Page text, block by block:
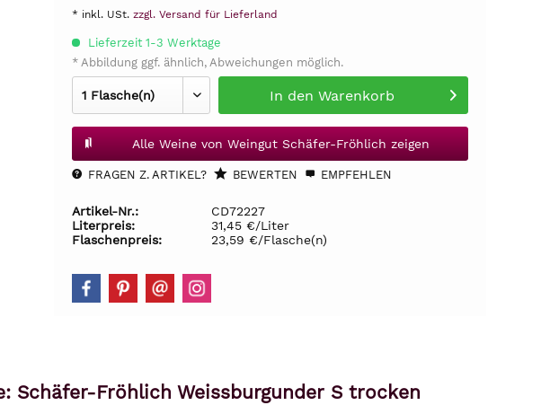
* inkl. USt. zzgl. Versand für Lieferland
Lieferzeit 1-3 Werktage
* Abbildung ggf. ähnlich, Abweichungen möglich.
In den Warenkorb
Alle Weine von Weingut Schäfer-Fröhlich zeigen
FRAGEN Z. ARTIKEL? BEWERTEN EMPFEHLEN
Artikel-Nr.:
CD72227
Literpreis:
31,45 €/Liter
Flaschenpreis:
23,59 €/Flasche(n)
Schäfer-Fröhlich Weissburgunder S trocken